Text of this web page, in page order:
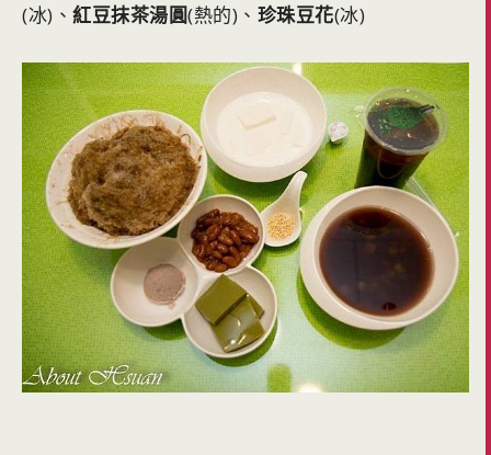
(冰)、 紅豆抹茶湯圓(熱的)、 珍珠豆花(冰)